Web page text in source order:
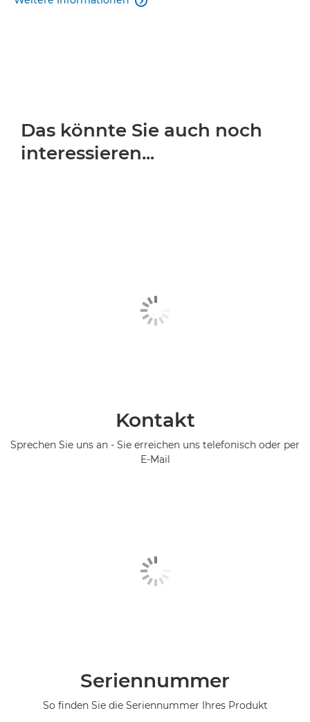
Das könnte Sie auch noch
interessieren...
Kontakt
Sprechen Sie uns an - Sie erreichen uns telefonisch oder per
E-Mail
Seriennummer
So finden Sie die Seriennummer Ihres Produkt